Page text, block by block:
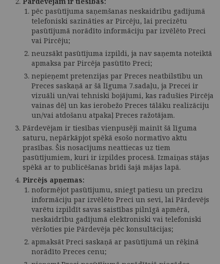
pēc pasūtījuma saņemšanas neskaidrību gadījumā
telefoniski sazināties ar Pircēju, lai precizētu
pasūtījumā norādīto informāciju par izvēlēto Preci
vai Pircēju;
neuzsākt pasūtījuma izpildi, ja nav saņemta noteiktā
apmaksa par Pircēja pasūtīto Preci;
nepieņemt pretenzijas par Preces neatbilstību un
Preces saskaņā ar šā līguma 7.sadaļu, ja Precei ir
vizuāli un/vai tehniski bojājumi, kas radušies Pircēja
vainas dēļ un kas ierobežo Preces tālāku realizāciju
un/vai atdošanu atpakaļ Preces ražotājam.
Pārdevējam ir tiesības vienpusēji mainīt šā līguma
saturu, nepārkāpjot spēkā esošo normatīvo aktu
prasības. Šis nosacījums neattiecas uz tiem
pasūtījumiem, kuri ir izpildes procesā. Izmaiņas stājas
spēkā ar to publicēšanas brīdi šajā mājas lapā.
Pircējs apņemas:
noformējot pasūtījumu, sniegt patiesu un precīzu
informāciju par izvēlēto Preci un sevi, lai Pārdevējs
varētu izpildīt savas saistības pilnīgā apmērā,
neskaidrību gadījumā elektroniski vai telefoniski
vēršoties pie Pārdevēja pēc konsultācijas;
apmaksāt Preci saskaņā ar pasūtījumā un rēķinā
norādīto Preces cenu;